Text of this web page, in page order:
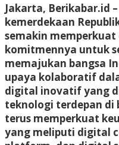
Jakarta, Berikabar.id –
kemerdekaan
semakin memperkuat
komitmennya untuk
memajukan bangsa
upaya kolaboratif
digital inovatif yang
teknologi terdepan di
terus memperkuat
yang meliputi digital